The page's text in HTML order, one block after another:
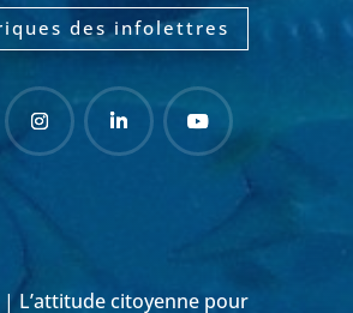
des infolettres
L’attitude citoyenne pour